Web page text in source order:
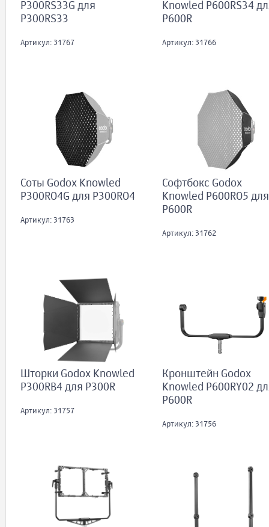
P300RS33G для
P300RS33
Артикул: 31767
Knowled P600RS34
P600R
Артикул: 31766
Соты Godox Knowled
P300RO4G для P300RO4
Артикул: 31763
Софтбокс Godox
Knowled P600RO5 для
P600R
Артикул: 31762
Шторки Godox Knowled
P300RB4 для P300R
Артикул: 31757
Кронштейн Godox
Knowled P600RY02
P600R
Артикул: 31756